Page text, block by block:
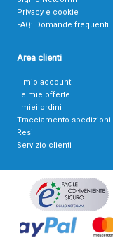
Privacy e cookie
FAQ: Domande frequenti
Area clienti
Il mio account
Le mie offerte
I miei ordini
Tracciamento spedizioni
Resi
Servizio clienti